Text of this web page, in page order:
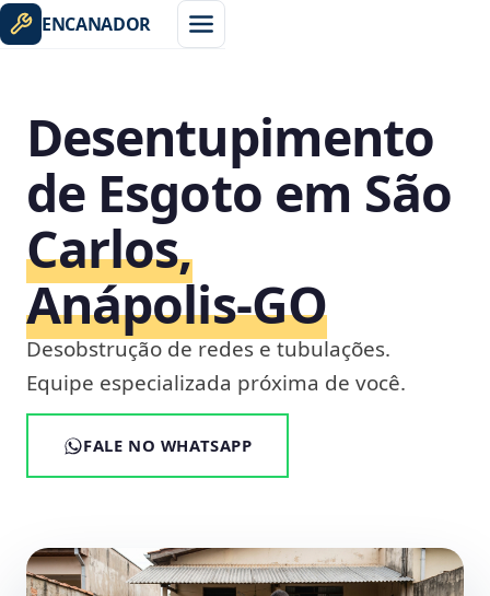
ENCANADOR
Desentupimento
de Esgoto em São
Carlos,
Anápolis‑GO
Desobstrução de redes e tubulações.
Equipe especializada próxima de você.
FALE NO WHATSAPP